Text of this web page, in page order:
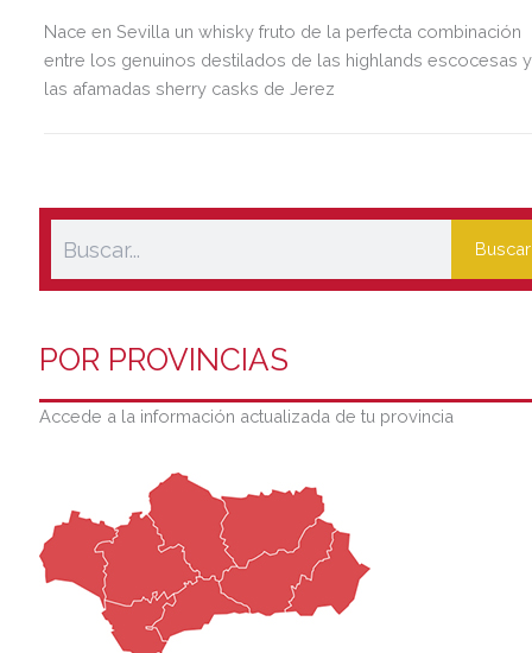
Nace en Sevilla un whisky fruto de la perfecta combinación
entre los genuinos destilados de las highlands escocesas y
las afamadas sherry casks de Jerez
Buscar
POR PROVINCIAS
Accede a la información actualizada de tu provincia